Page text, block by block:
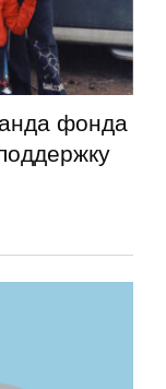
фонда